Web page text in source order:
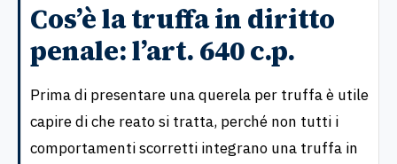
Cos’è la truffa in diritto
penale: l’art. 640 c.p.
Prima di presentare una querela per truffa è utile
capire di che reato si tratta, perché non tutti i
comportamenti scorretti integrano una truffa in